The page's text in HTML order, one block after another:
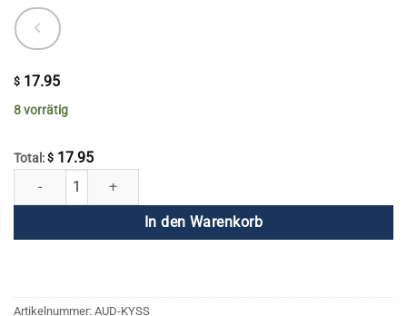
$ 17.95
8 vorrätig
Total: $ 17.95
Kundalini Yoga - Geheime Wissenschaft Menge
In den Warenkorb
Artikelnummer: AUD-KYSS